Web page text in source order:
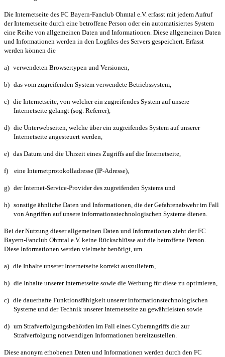
Die Internetseite des FC Bayern-Fanclub Ohmtal e.V. erfasst mit jedem Aufruf
der Internetseite durch eine betroffene Person oder ein automatisiertes System
eine Reihe von allgemeinen Daten und Informationen. Diese allgemeinen Daten
und Informationen werden in den Logfiles des Servers gespeichert. Erfasst
werden können die
a) verwendeten Browsertypen und Versionen,
b) das vom zugreifenden System verwendete Betriebssystem,
c) die Internetseite, von welcher ein zugreifendes System auf unsere
Internetseite gelangt (sog. Referrer),
d) die Unterwebseiten, welche über ein zugreifendes System auf unserer
Internetseite angesteuert werden,
e) das Datum und die Uhrzeit eines Zugriffs auf die Internetseite,
f) eine Internetprotokolladresse (IP-Adresse),
g) der Internet-Service-Provider des zugreifenden Systems und
h) sonstige ähnliche Daten und Informationen, die der Gefahrenabwehr im Fall
von Angriffen auf unsere informationstechnologischen Systeme dienen.
Bei der Nutzung dieser allgemeinen Daten und Informationen zieht der FC
Bayern-Fanclub Ohmtal e.V. keine Rückschlüsse auf die betroffene Person.
Diese Informationen werden vielmehr benötigt, um
a) die Inhalte unserer Internetseite korrekt auszuliefern,
b) die Inhalte unserer Internetseite sowie die Werbung für diese zu optimieren,
c) die dauerhafte Funktionsfähigkeit unserer informationstechnologischen
Systeme und der Technik unserer Internetseite zu gewährleisten sowie
d) um Strafverfolgungsbehörden im Fall eines Cyberangriffs die zur
Strafverfolgung notwendigen Informationen bereitzustellen.
Diese anonym erhobenen Daten und Informationen werden durch den FC